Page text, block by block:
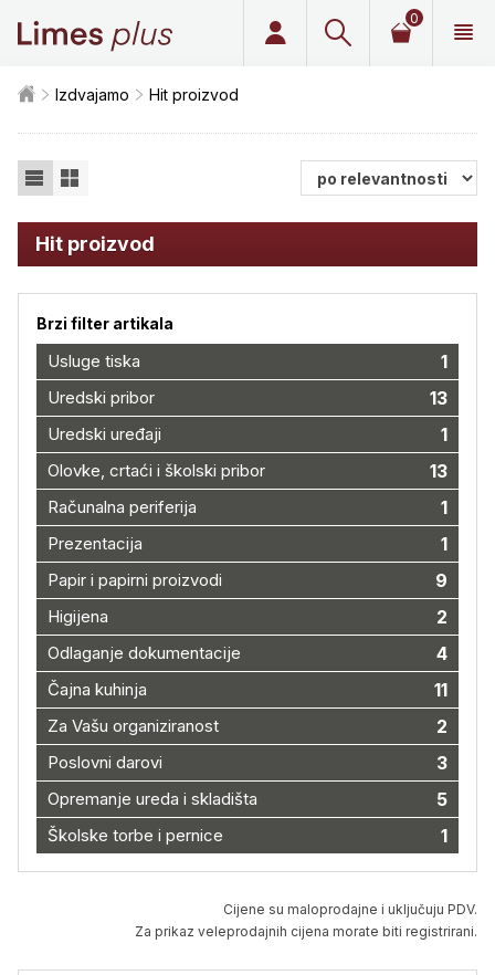
0
Izdvajamo Hit proizvod
Hit proizvod
Brzi filter artikala
Usluge tiska 1
Uredski pribor 13
Uredski uređaji 1
Olovke, crtaći i školski pribor 13
Računalna periferija 1
Prezentacija 1
Papir i papirni proizvodi 9
Higijena 2
Odlaganje dokumentacije 4
Čajna kuhinja 11
Za Vašu organiziranost 2
Poslovni darovi 3
Opremanje ureda i skladišta 5
Školske torbe i pernice 1
Cijene su maloprodajne i uključuju PDV.
Za prikaz veleprodajnih cijena morate biti registrirani.